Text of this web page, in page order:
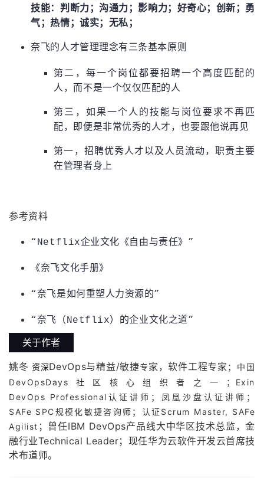
技能：判断力；沟通力；影响力；好奇心；创新；勇
气；热情；诚实；无私；
奈飞的人才管理理念有三条基本原则
第二，每一个岗位都要招聘一个高度匹配的
人，而不是一个仅仅匹配的人
第三，如果一个人的技能与岗位要求不再匹
配，即便是非常优秀的人才，也要跟他说再见
第一，招聘优秀人才以及人员流动，职责主要
在管理者身上
参考资料
“Netflix企业文化《自由与责任》”
《奈飞文化手册》
“奈飞是如何重塑人力资源的”
“奈飞（Netflix）的企业文化之道”
关于作者
姚冬资深DevOps与精益/敏捷专 家，软件工程专家 ；中国
DevOpsDays社区核心组织者之一；Exin
DevOps Professional认证讲师；凤凰沙盘认证讲师；
SAFe SPC规模化敏捷咨询师 ；认证Scrum Master, SAFe
Agilist ；曾任IBM DevOps产品线大中华区技术总监，金
融行业Technical Leader；现任华为云软件开发云首席技
术布道师。